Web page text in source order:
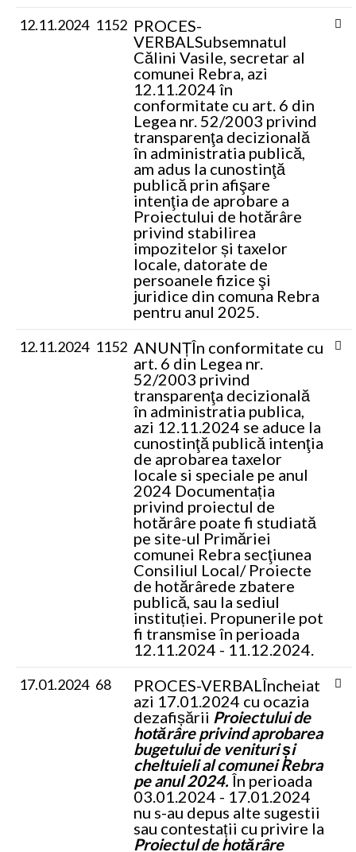
12.11.2024 1152 PROCES-
VERBALSubsemnatul
Călini Vasile, secretar al
comunei Rebra, azi
12.11.2024 în
conformitate cu art. 6 din
Legea nr. 52/2003 privind
transparenţa decizională
în administratia publică,
am adus la cunostinţă
publică prin afişare
intenţia de aprobare a
Proiectului de hotărâre
privind stabilirea
impozitelor și taxelor
locale, datorate de
persoanele fizice şi
juridice din comuna Rebra
pentru anul 2025.
12.11.2024 1152 ANUNȚÎn conformitate cu
art. 6 din Legea nr.
52/2003 privind
transparenţa decizională
în administratia publica,
azi 12.11.2024 se aduce la
cunostinţă publică intenţia
de aprobarea taxelor
locale si speciale pe anul
2024 Documentația
privind proiectul de
hotărâre poate fi studiată
pe site-ul Primăriei
comunei Rebra secţiunea
Consiliul Local/ Proiecte
de hotărârede zbatere
publică, sau la sediul
instituției. Propunerile pot
fi transmise în perioada
12.11.2024 - 11.12.2024.
17.01.2024 68 PROCES-VERBALÎncheiat
azi 17.01.2024 cu ocazia
dezafișării Proiectului de
hotărâre privind aprobarea
bugetului de venituri și
cheltuieli al comunei Rebra
pe anul 2024. În perioada
03.01.2024 - 17.01.2024
nu s-au depus alte sugestii
sau contestații cu privire la
Proiectul de hotărâre